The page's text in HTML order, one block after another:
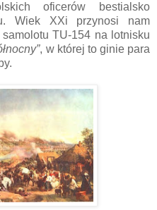
oficerów bestialsko
Wiek XXi przynosi nam
TU-154 na lotnisku
, w której to ginie para